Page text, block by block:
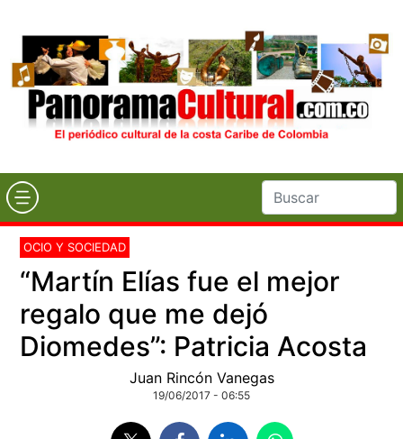
OCIO Y SOCIEDAD
“Martín Elías fue el mejor
regalo que me dejó
Diomedes”: Patricia Acosta
Juan Rincón Vanegas
19/06/2017 - 06:55